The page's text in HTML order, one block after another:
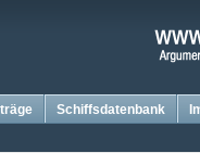
Schiffsdatenbank